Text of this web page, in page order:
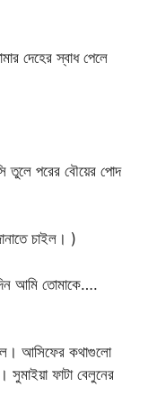
দেহের স্বাধ পেলে
তুলে পরের বৌয়ের পোদ
চাইল। )
আমি তোমাকে….
আসিফের কথাগুলো
সুমাইয়া ফাটা বেলুনের